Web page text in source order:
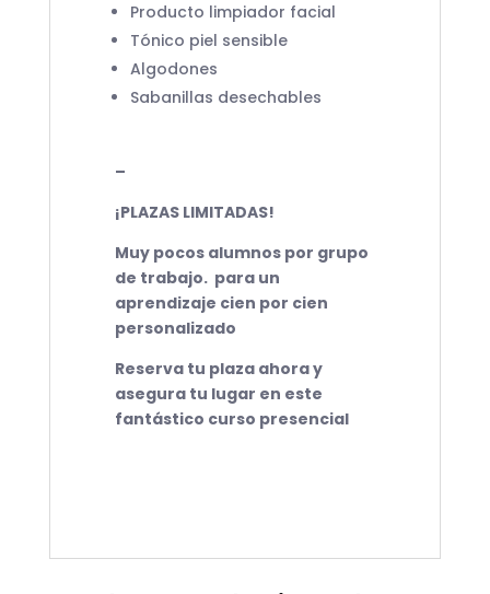
Producto limpiador facial
Tónico piel sensible
Algodones
Sabanillas desechables
–
¡PLAZAS LIMITADAS!
Muy pocos alumnos por grupo
de trabajo. para un
aprendizaje cien por cien
personalizado
Reserva tu plaza ahora y
asegura tu lugar en este
fantástico curso presencial